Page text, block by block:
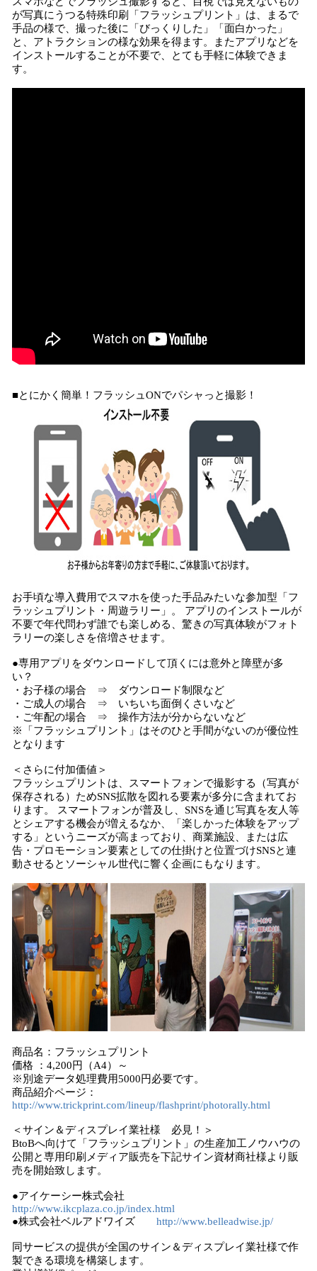
が写真にうつる特殊印刷「フラッシュプリント」は、まるで
手品の様で、撮った後に「びっくりした」「面白かった」
と、アトラクションの様な効果を得ます。またアプリなどを
インストールすることが不要で、とても手軽に体験できま
す。
■とにかく簡単！フラッシュONでパシャっと撮影！
お手頃な導入費用でスマホを使った手品みたいな参加型「フ
ラッシュプリント・周遊ラリー」。 アプリのインストールが
不要で年代問わず誰でも楽しめる、驚きの写真体験がフォト
ラリーの楽しさを倍増させます。
●専用アプリをダウンロードして頂くには意外と障壁が多
い？
・お子様の場合 ⇒ ダウンロード制限など
・ご成人の場合 ⇒ いちいち面倒くさいなど
・ご年配の場合 ⇒ 操作方法が分からないなど
※「フラッシュプリント」はそのひと手間がないのが優位性
となります
＜さらに付加価値＞
フラッシュプリントは、スマートフォンで撮影する（写真が
保存される）ためSNS拡散を図れる要素が多分に含まれてお
ります。 スマートフォンが普及し、SNSを通じ写真を友人等
とシェアする機会が増えるなか、「楽しかった体験をアップ
する」というニーズが高まっており、商業施設、または広
告・プロモーション要素としての仕掛けと位置づけSNSと連
動させるとソーシャル世代に響く企画にもなります。
商品名：フラッシュプリント
価格 ：4,200円（A4）～
※別途データ処理費用5000円必要です。
商品紹介ページ：
http://www.trickprint.com/lineup/flashprint/photorally.html
＜サイン＆ディスプレイ業社様 必見！＞
BtoBへ向けて「フラッシュプリント」の生産加工ノウハウの
公開と専用印刷メディア販売を下記サイン資材商社様より販
売を開始致します。
●アイケーシー株式会社
http://www.ikcplaza.co.jp/index.html
●株式会社ベルアドワイズ http://www.belleadwise.jp/
同サービスの提供が全国のサイン＆ディスプレイ業社様で作
製できる環境を構築します。